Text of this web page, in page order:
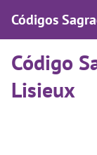
Códigos
Código
Lisieux